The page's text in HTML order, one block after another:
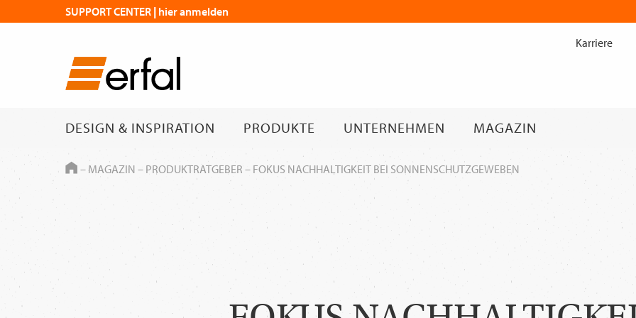
Inhalt
DESIGN & INSPIRATION PRODUKTE UNTERNEHMEN MAGAZIN
Karriere
SUPPORT CENTER | hier anmelden
HOME
– MAGAZIN – PRODUKTRATGEBER – FOKUS NACHHALTIGKEIT BEI SONNENSCHUTZGEWEBEN